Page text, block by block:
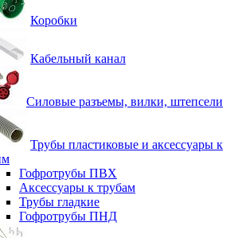
Коробки
Кабельный канал
Силовые разъемы, вилки, штепсели
Трубы пластиковые и аксессуары к
Гофротрубы ПВХ
Аксессуары к трубам
Трубы гладкие
Гофротрубы ПНД